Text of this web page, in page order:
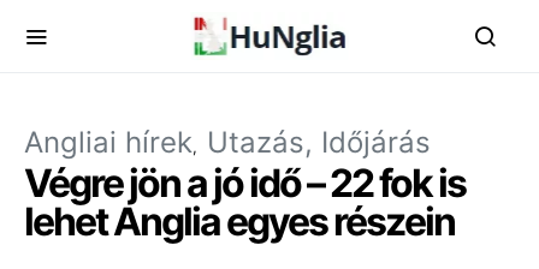
Angliai hírek Utazás, Időjárás
Végre jön a jó idő – 22 fok is
lehet Anglia egyes részein